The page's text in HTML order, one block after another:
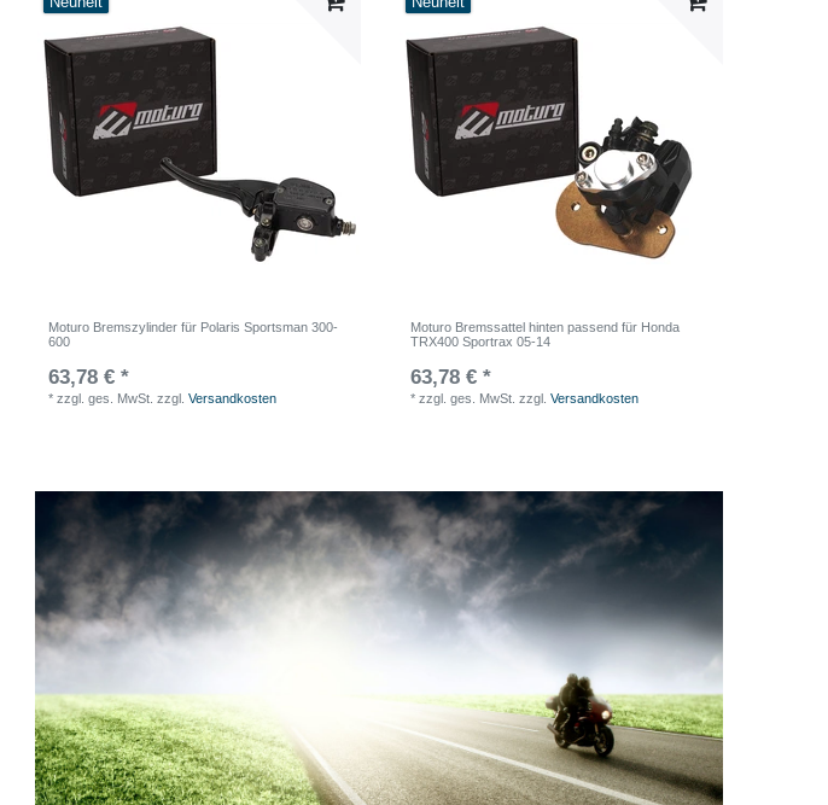
Moturo Bremszylinder für Polaris Sportsman 300-
600
63,78 € *
*zzgl. ges. MwSt. zzgl.Versandkosten
Moturo Bremssattel hinten passend für Honda
TRX400 Sportrax 05-14
63,78 € *
*zzgl. ges. MwSt. zzgl.Versandkosten